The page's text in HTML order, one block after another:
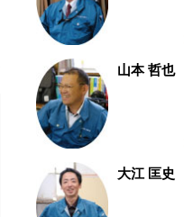
山本 哲也
大江 匡史